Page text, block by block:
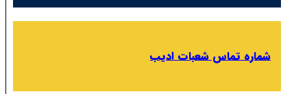
شماره تماس شعبات ادیب